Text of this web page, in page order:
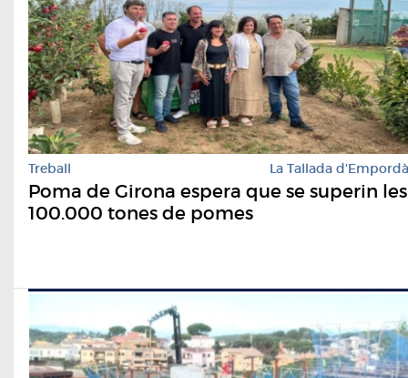
Treball La Tallada d'Empordà
Poma de Girona espera que se superin les
100.000 tones de pomes